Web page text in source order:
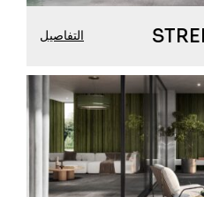
التفاصيل